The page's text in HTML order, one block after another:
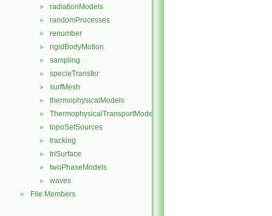
► radiationModels
► randomProcesses
► renumber
► rigidBodyMotion
► sampling
► specieTransfer
► surfMesh
► thermophysicalModels
► ThermophysicalTransportModels
► topoSetSources
► tracking
► triSurface
► twoPhaseModels
► waves
► File Members